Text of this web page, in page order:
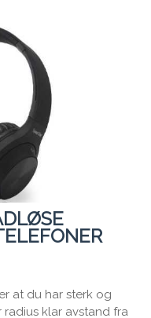
at du har sterk og
klar avstand fra